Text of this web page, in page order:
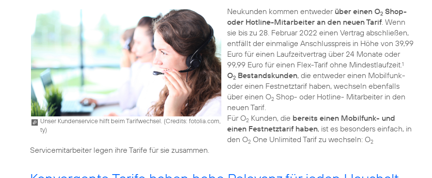
Unser Kundenservice hilft beim Tarifwechsel. (Credits: fotolia.com,
ty)
Neukunden kommen entweder über einen O2Shop-
oder Hotline-Mitarbeiter an den neuen Tarif. Wenn
sie bis zu 28. Februar 2022 einen Vertrag abschließen,
entfällt der einmalige Anschlusspreis in Höhe von 39,99
Euro für einen Laufzeitvertrag über 24 Monate oder
99,99 Euro für einen Flex-Tarif ohne Mindestlaufzeit.1
O2Bestandskunden, die entweder einen Mobilfunk-
oder einen Festnetztarif haben, wechseln ebenfalls
über einen O2Shop- oder Hotline- Mitarbeiter in den
neuen Tarif.
Für O2Kunden, die bereits einen Mobilfunk- und
einen Festnetztarif haben, ist es besonders einfach, in
den O2One Unlimited Tarif zu wechseln: O2
Servicemitarbeiter legen ihre Tarife für sie zusammen.